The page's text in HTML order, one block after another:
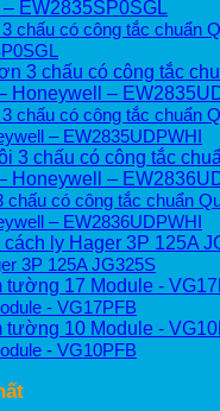
chấu có công tắc chuẩn
chấu có công tắc chuẩn
– EW2835UDPWHI
chấu có công tắc chuẩn
– EW2836UDPWHI
3P 125A JG325S
- VG17PFB
- VG10PFB